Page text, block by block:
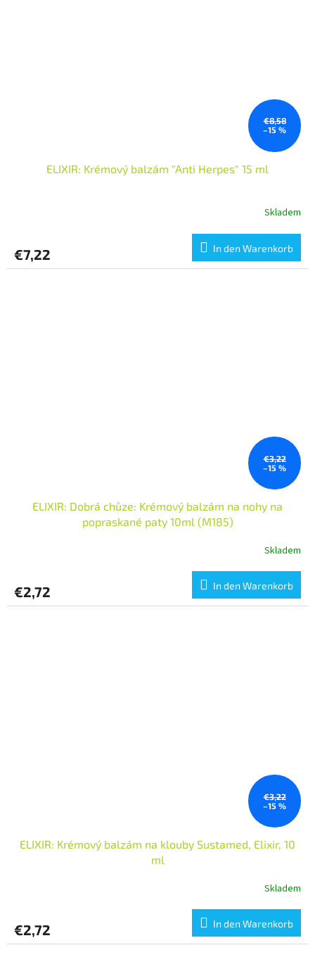
€8,58
–15 %
ELIXIR: Krémový balzám "Anti Herpes" 15 ml
Skladem
€7,22 In den Warenkorb
€3,22
–15 %
ELIXIR: Dobrá chůze: Krémový balzám na nohy na
popraskané paty 10ml (M185)
Skladem
€2,72 In den Warenkorb
€3,22
–15 %
ELIXIR: Krémový balzám na klouby Sustamed, Elixir, 10
ml
Skladem
€2,72 In den Warenkorb